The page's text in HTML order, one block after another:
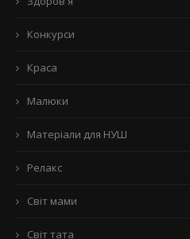
Конкурси
Краса
Малюки
Матеріали для НУШ
Релакс
Світ мами
Світ тата